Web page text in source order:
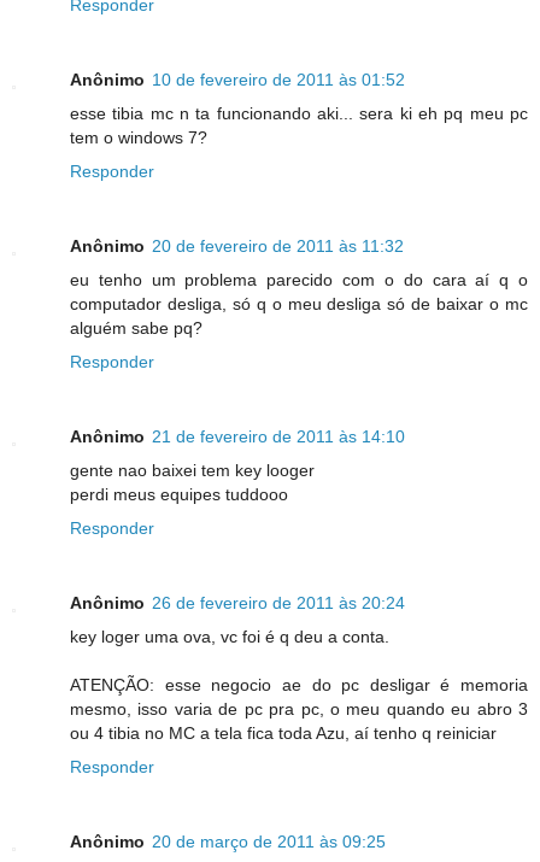
Responder
Anônimo 10 de fevereiro de 2011 às 01:52
esse tibia mc n ta funcionando aki... sera ki eh pq meu pc
tem o windows 7?
Responder
Anônimo 20 de fevereiro de 2011 às 11:32
eu tenho um problema parecido com o do cara aí q o
computador desliga, só q o meu desliga só de baixar o mc
alguém sabe pq?
Responder
Anônimo 21 de fevereiro de 2011 às 14:10
gente nao baixei tem key looger
perdi meus equipes tuddooo
Responder
Anônimo 26 de fevereiro de 2011 às 20:24
key loger uma ova, vc foi é q deu a conta.
ATENÇÃO: esse negocio ae do pc desligar é memoria
mesmo, isso varia de pc pra pc, o meu quando eu abro 3
ou 4 tibia no MC a tela fica toda Azu, aí tenho q reiniciar
Responder
Anônimo 20 de março de 2011 às 09:25